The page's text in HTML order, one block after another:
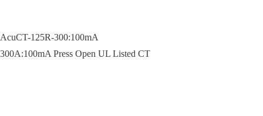
AcuCT-125R-300:100mA
300A:100mA Press Open UL Listed CT